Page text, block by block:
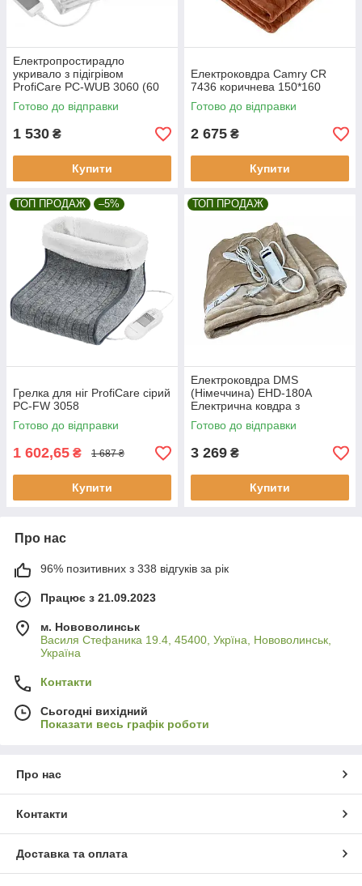
Електропростирадло
укривало з підігрівом
ProfiCare PC-WUB 3060 (60
Вт, 150x70 см, односпальне,
Німеччина)
Готово до відправки
1 530 ₴
Купити
Електроковдра Camry CR
7436 коричнева 150*160
Готово до відправки
2 675 ₴
Купити
ТОП ПРОДАЖ –5%
Грелка для ніг ProfiCare сірий
PC-FW 3058
Готово до відправки
1 602,65 ₴ 1 687 ₴
Купити
ТОП ПРОДАЖ
Електроковдра DMS
(Німеччина) EHD-180A
Електрична ковдра з
підігрівом
Електропростирадло
Готово до відправки
3 269 ₴
Купити
Про нас
96% позитивних з 338 відгуків за рік
Працює з 21.09.2023
м. Нововолинськ
Василя Стефаника 19.4, 45400, Укрїна, Нововолинськ,
Україна
Контакти
Сьогодні вихідний
Показати весь графік роботи
Про нас
Контакти
Доставка та оплата